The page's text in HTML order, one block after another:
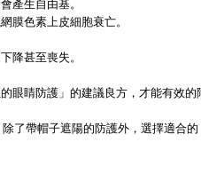
產生自由基。
膜色素上皮細胞衰亡。
降甚至喪失。
眼睛防護」的建議良方，才能有效的
除了帶帽子遮陽的防護外，選擇適合的